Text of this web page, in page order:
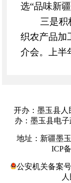
选“品味新
三是积极
织农产品加
介会。上半
参加地区级
四是督促
提升农产品
才引进、
开办：墨玉县人
办：墨玉县电子
地址：新疆墨
ICP
公安机关备案